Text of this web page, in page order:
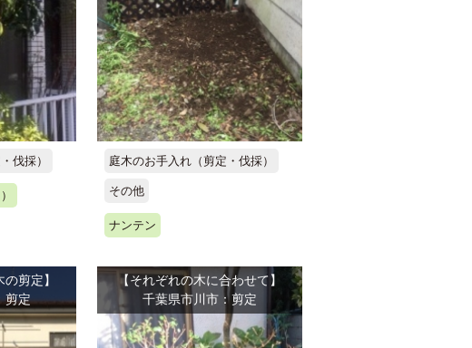
伐採） 庭木のお手入れ（剪定・伐採）
その他
ナンテン
剪定】
剪定
【それぞれの木に合わせて】
千葉県市川市：剪定